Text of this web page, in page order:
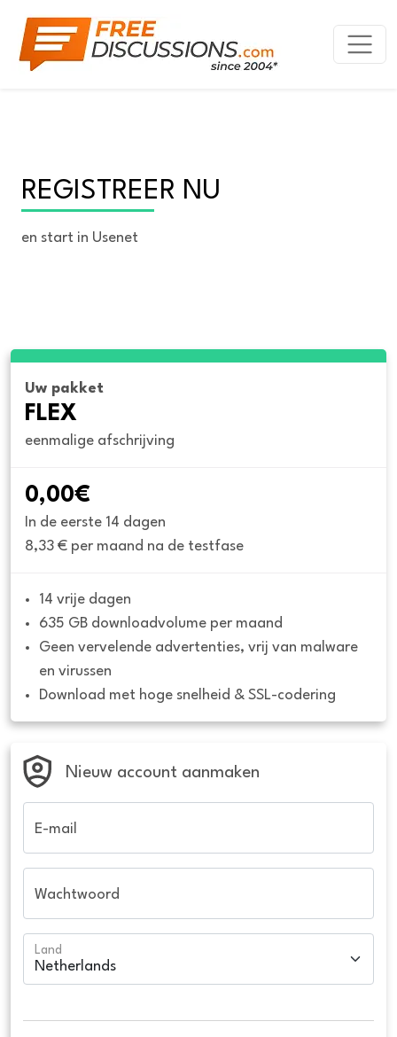
REGISTREER NU
en start in Usenet
Uw pakket
FLEX
eenmalige afschrijving
0,00€
In de eerste 14 dagen
8,33 € per maand na de testfase
14 vrije dagen
635 GB downloadvolume per maand
Geen vervelende advertenties, vrij van malware
en virussen
Download met hoge snelheid & SSL-codering
Nieuw account aanmaken
E-mail
Wachtwoord
Land